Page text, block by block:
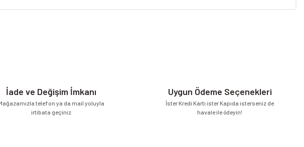
İade ve Değişim İmkanı
telefon ya da mail yoluyla
irtibata geçiniz
Uygun Ödeme Seçenekleri
İster Kredi Kartı ister Kapıda isterseniz de
havale ile ödeyin!